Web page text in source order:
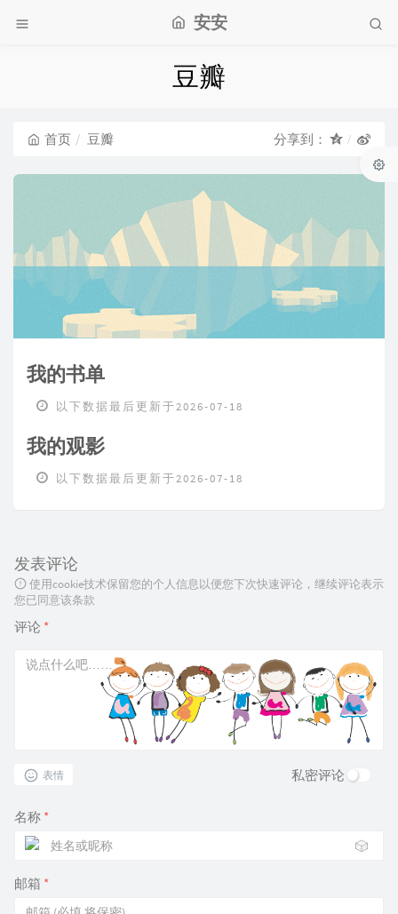
安安
豆瓣
首页 豆瓣 分享到：
我的书单
以下数据最后更新于2026-07-18
我的观影
以下数据最后更新于2026-07-18
发表评论
使用cookie技术保留您的个人信息以便您下次快速评论，继续评论表示
您已同意该条款
评论 *
表情 私密评论
名称 *
🎲
邮箱 *